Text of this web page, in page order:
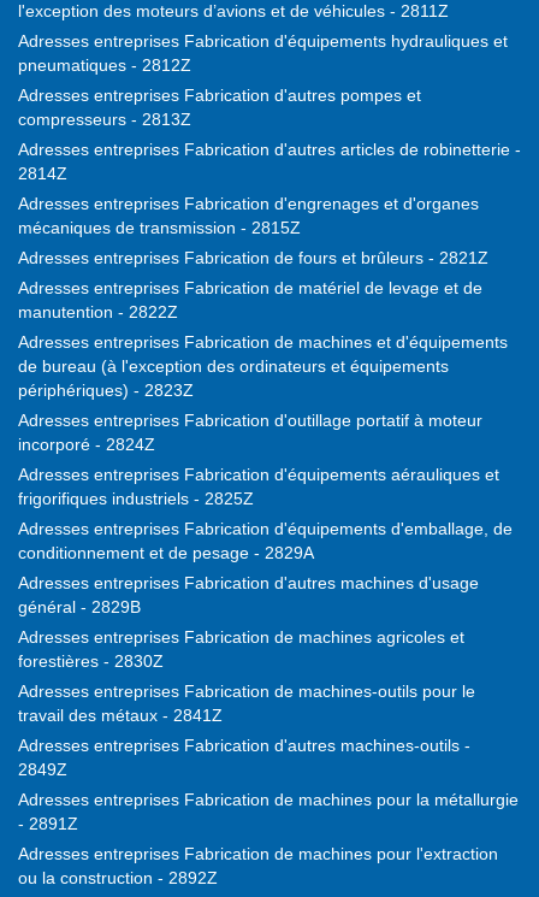
l'exception des moteurs d’avions et de véhicules - 2811Z
Adresses entreprises Fabrication d'équipements hydrauliques et
pneumatiques - 2812Z
Adresses entreprises Fabrication d'autres pompes et
compresseurs - 2813Z
Adresses entreprises Fabrication d'autres articles de robinetterie -
2814Z
Adresses entreprises Fabrication d'engrenages et d'organes
mécaniques de transmission - 2815Z
Adresses entreprises Fabrication de fours et brûleurs - 2821Z
Adresses entreprises Fabrication de matériel de levage et de
manutention - 2822Z
Adresses entreprises Fabrication de machines et d'équipements
de bureau (à l'exception des ordinateurs et équipements
périphériques) - 2823Z
Adresses entreprises Fabrication d'outillage portatif à moteur
incorporé - 2824Z
Adresses entreprises Fabrication d'équipements aérauliques et
frigorifiques industriels - 2825Z
Adresses entreprises Fabrication d'équipements d'emballage, de
conditionnement et de pesage - 2829A
Adresses entreprises Fabrication d'autres machines d'usage
général - 2829B
Adresses entreprises Fabrication de machines agricoles et
forestières - 2830Z
Adresses entreprises Fabrication de machines-outils pour le
travail des métaux - 2841Z
Adresses entreprises Fabrication d'autres machines-outils -
2849Z
Adresses entreprises Fabrication de machines pour la métallurgie
- 2891Z
Adresses entreprises Fabrication de machines pour l'extraction
ou la construction - 2892Z